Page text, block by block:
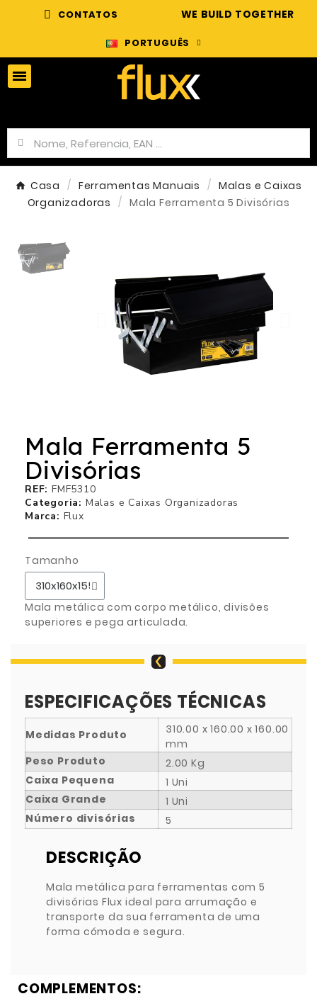
CONTATOS WE BUILD TOGETHER
PORTUGUÊS
Casa Ferramentas Manuais
Malas e Caixas
Organizadoras
Mala Ferramenta 5 Divisórias
Mala Ferramenta 5
Divisórias
REF FMF5310
Categoria
Malas e Caixas Organizadoras
Marca
Flux
Tamanho
Mala metálica com corpo metálico, divisões
superiores e pega articulada.
ESPECIFICAÇÕES TÉCNICAS
Medidas Produto
310.00 x 160.00 x 160.00
mm
Peso Produto
2.00 Kg
Caixa Pequena
1 Uni
Caixa Grande
1 Uni
Número divisórias
5
DESCRIÇÃO
Mala metálica para ferramentas com 5
divisórias Flux ideal para arrumação e
transporte da sua ferramenta de uma
forma cómoda e segura.
COMPLEMENTOS: